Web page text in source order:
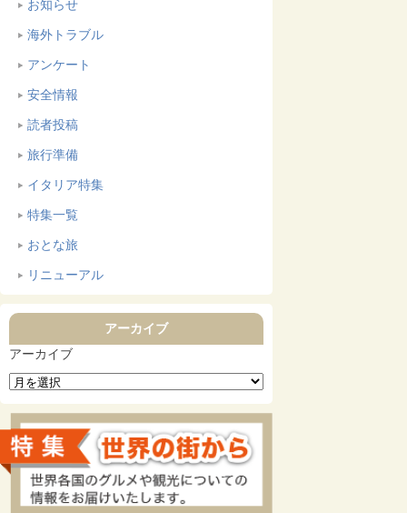
お知らせ
海外トラブル
アンケート
安全情報
読者投稿
旅行準備
イタリア特集
特集一覧
おとな旅
リニューアル
アーカイブ
アーカイブ